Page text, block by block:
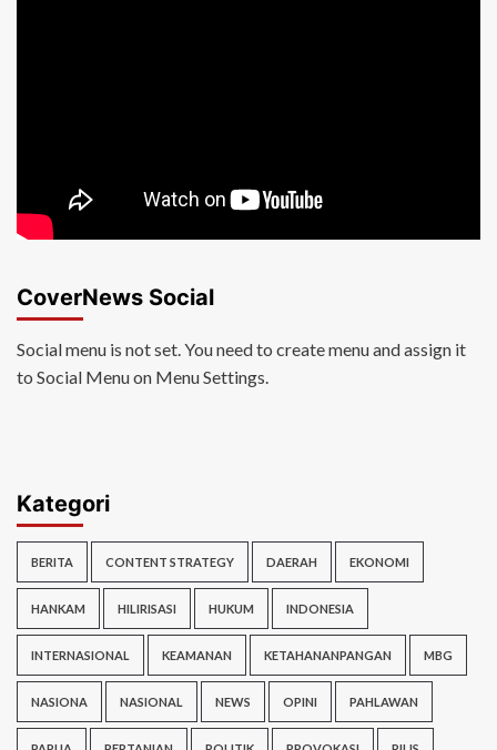
CoverNews Social
Social menu is not set. You need to create menu and assign it
to Social Menu on Menu Settings.
Kategori
BERITA CONTENT STRATEGY DAERAH EKONOMI
HANKAM HILIRISASI HUKUM INDONESIA
INTERNASIONAL KEAMANAN KETAHANANPANGAN MBG
NASIONA NASIONAL NEWS OPINI PAHLAWAN